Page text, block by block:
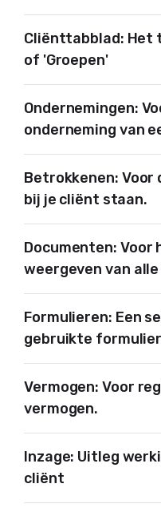
Cliënttabblad: Het
of 'Groepen'
Ondernemingen:
onderneming van
Betrokkenen: Voor
bij je cliënt staan.
Documenten: Voor
weergeven van
Formulieren: Een
gebruikte
Vermogen: Voor
vermogen.
Inzage: Uitleg
cliënt